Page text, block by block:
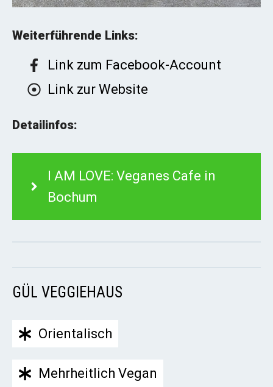
Weiterführende Links:
Link zum Facebook-Account
Link zur Website
Detailinfos:
I AM LOVE: Veganes Cafe in
Bochum
GÜL VEGGIEHAUS
Orientalisch
Mehrheitlich Vegan